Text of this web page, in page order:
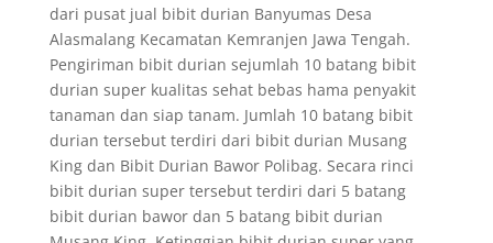
dari pusat jual bibit durian Banyumas Desa
Alasmalang Kecamatan Kemranjen Jawa Tengah.
Pengiriman bibit durian sejumlah 10 batang bibit
durian super kualitas sehat bebas hama penyakit
tanaman dan siap tanam. Jumlah 10 batang bibit
durian tersebut terdiri dari bibit durian Musang
King dan Bibit Durian Bawor Polibag. Secara rinci
bibit durian super tersebut terdiri dari 5 batang
bibit durian bawor dan 5 batang bibit durian